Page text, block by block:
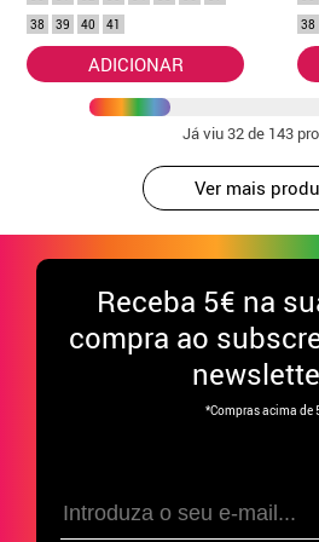
38
39 40 41
ADICIONAR
38
Já viu32de 143
Ver mais
Receba 5€ na
compra ao
*Compras acima de